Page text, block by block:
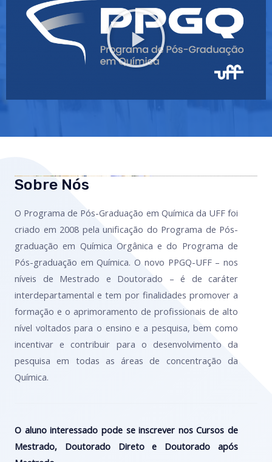
Sobre Nós
O Programa de Pós-Graduação em Química da UFF foi
criado em 2008 pela unificação do Programa de Pós-
graduação em Química Orgânica e do Programa de
Pós-graduação em Química. O novo PPGQ-UFF – nos
níveis de Mestrado e Doutorado – é de caráter
interdepartamental e tem por finalidades promover a
formação e o aprimoramento de profissionais de alto
nível voltados para o ensino e a pesquisa, bem como
incentivar e contribuir para o desenvolvimento da
pesquisa em todas as áreas de concentração da
Química.
O aluno interessado pode se inscrever nos Cursos de
Mestrado, Doutorado Direto e Doutorado após